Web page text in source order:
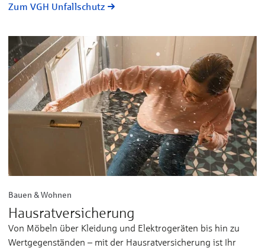
Zum VGH Unfallschutz
Bauen & Wohnen
Haus­rat­ver­sicherung
Von Möbeln über Kleidung und Elektrogeräten bis hin zu
Wertgegenständen – mit der Hausratversicherung ist Ihr